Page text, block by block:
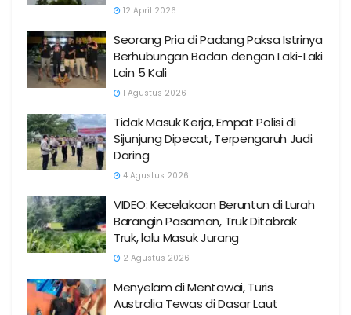
12 April 2026
Seorang Pria di Padang Paksa Istrinya
Berhubungan Badan dengan Laki-Laki
Lain 5 Kali
1 Agustus 2026
Tidak Masuk Kerja, Empat Polisi di
Sijunjung Dipecat, Terpengaruh Judi
Daring
4 Agustus 2026
VIDEO: Kecelakaan Beruntun di Lurah
Barangin Pasaman, Truk Ditabrak
Truk, lalu Masuk Jurang
2 Agustus 2026
Menyelam di Mentawai, Turis
Australia Tewas di Dasar Laut